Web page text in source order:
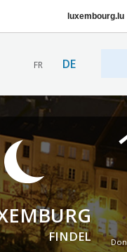
luxembourg.lu
FR DE
FINDEL